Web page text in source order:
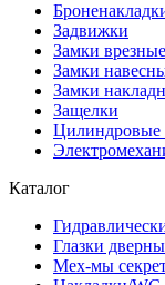
Задвижки
Замки врезные
Замки
Замки
Защелки
Цилиндровые
Каталог
Глазки
Мех-мы